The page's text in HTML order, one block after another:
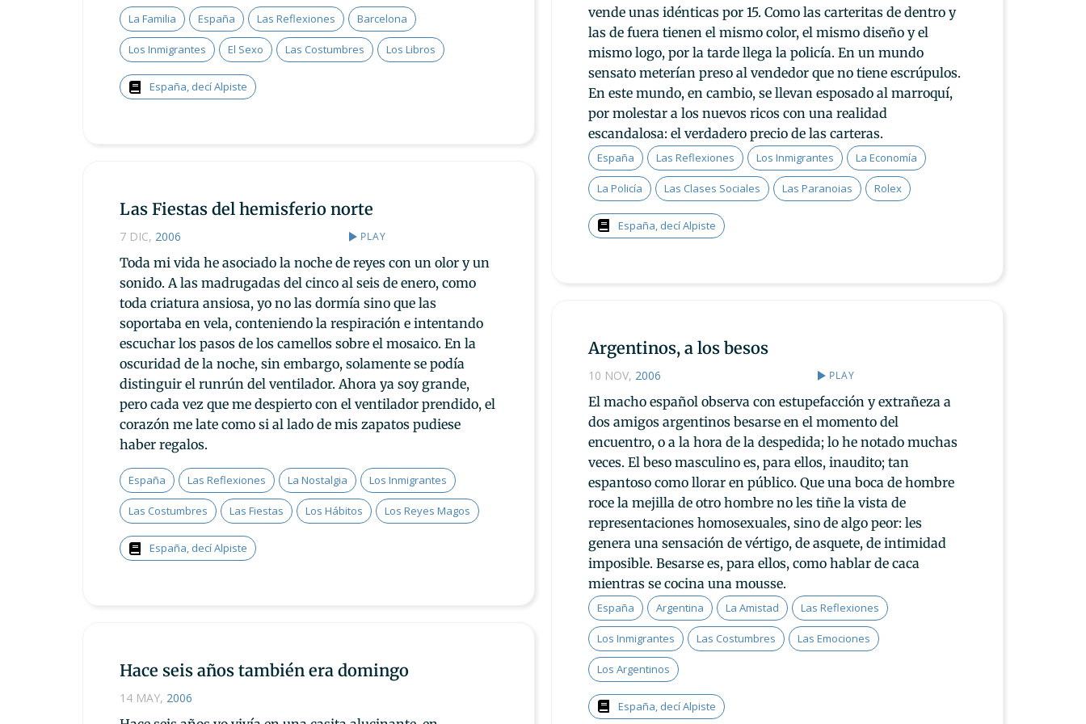
La Familia España Las Reflexiones Barcelona
Los Inmigrantes El Sexo Las Costumbres Los Libros
España, decí Alpiste
vende unas idénticas por 15. Como las carteritas de dentro y
las de fuera tienen el mismo color, el mismo diseño y el
mismo logo, por la tarde llega la policía. En un mundo
sensato meterían preso al vendedor que no tiene escrúpulos.
En este mundo, en cambio, se llevan esposado al marroquí,
por molestar a los nuevos ricos con una realidad
escandalosa: el verdadero precio de las carteras.
España Las Reflexiones Los Inmigrantes La Economía
La Policía Las Clases Sociales Las Paranoias Rolex
España, decí Alpiste
Las Fiestas del hemisferio norte
7 DIC, 2006 PLAY
Toda mi vida he asociado la noche de reyes con un olor y un
sonido. A las madrugadas del cinco al seis de enero, como
toda criatura ansiosa, yo no las dormía sino que las
soportaba en vela, conteniendo la respiración e intentando
escuchar los pasos de los camellos sobre el mosaico. En la
oscuridad de la noche, sin embargo, solamente se podía
distinguir el runrún del ventilador. Ahora ya soy grande,
pero cada vez que me despierto con el ventilador prendido, el
corazón me late como si al lado de mis zapatos pudiese
haber regalos.
España Las Reflexiones La Nostalgia Los Inmigrantes
Las Costumbres Las Fiestas Los Hábitos Los Reyes Magos
España, decí Alpiste
Argentinos, a los besos
10 NOV, 2006 PLAY
El macho español observa con estupefacción y extrañeza a
dos amigos argentinos besarse en el momento del
encuentro, o a la hora de la despedida; lo he notado muchas
veces. El beso masculino es, para ellos, inaudito; tan
espantoso como llorar en público. Que una boca de hombre
roce la mejilla de otro hombre no les tiñe la vista de
representaciones homosexuales, sino de algo peor: les
genera una sensación de vértigo, de asquete, de intimidad
imposible. Besarse es, para ellos, como hablar de caca
mientras se cocina una mousse.
España Argentina La Amistad Las Reflexiones
Los Inmigrantes Las Costumbres Las Emociones
Los Argentinos
España, decí Alpiste
Hace seis años también era domingo
14 MAY, 2006